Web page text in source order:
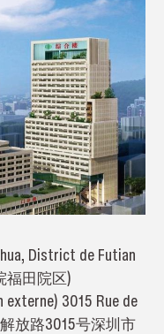
District de Futian
福田院区)
3015 Rue de
放路3015号深圳市